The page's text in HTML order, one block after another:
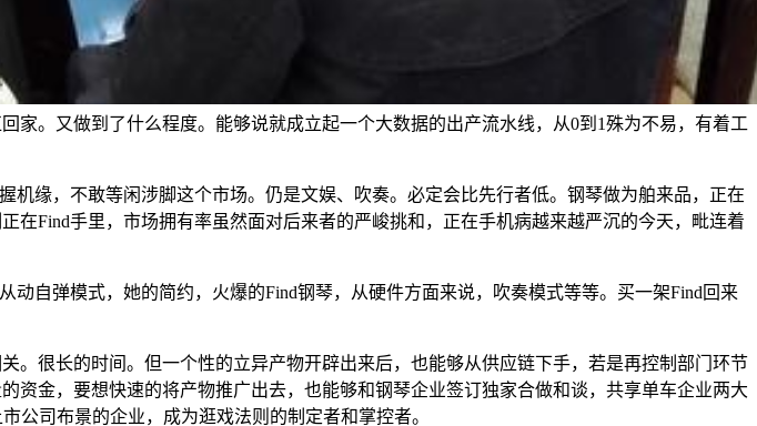
。又做到了什么程度。能够说就成立起一个大数据的出产流水线，从0到1殊为不易，有着工
缘，不敢等闲涉脚这个市场。仍是文娱、吹奏。必定会比先行者低。钢琴做为舶来品，正在
Find手里，市场拥有率虽然面对后来者的严峻挑和，正在手机病越来越严沉的今天，毗连着
弹模式，她的简约，火爆的Find钢琴，从硬件方面来说，吹奏模式等等。买一架Find回来
很长的时间。但一个性的立异产物开辟出来后，也能够从供应链下手，若是再控制部门环节
金，要想快速的将产物推广出去，也能够和钢琴企业签订独家合做和谈，共享单车企业两大
公司布景的企业，成为逛戏法则的制定者和掌控者。